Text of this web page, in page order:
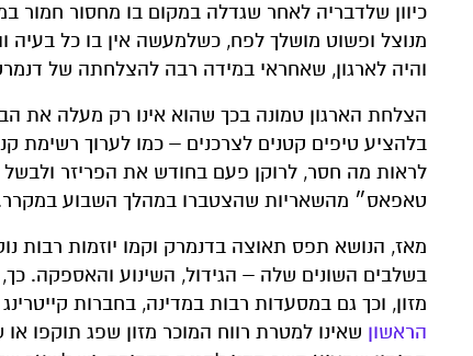
כיוון שלדבריה לאחר שגדלה במקום בו מחסור חמור
מנוצל ופשוט מושלך לפח, כשלמעשה אין בו כל בעיה
והיה לארגון, שאחראי במידה רבה להצלחתה של
הצלחת הארגון טמונה בכך שהוא אינו רק מעלה את
בלהציע טיפים קטנים לצרכנים – כמו לערוך רשימת
לראות מה חסר, לרוקן פעם בחודש את הפריזר
טאפאס״ מהשאריות שהצטברו במהלך השבוע
מאז, הנושא תפס תאוצה בדנמרק וקמו יוזמות רבות
בשלבים השונים שלה – הגידול, השינוע והאספקה.
מזון, וכך גם במסעדות רבות במדינה, בחברות
הראשון